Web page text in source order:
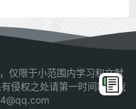
仅限于小范围内学习和文献
侵权之处请第一时间联系我